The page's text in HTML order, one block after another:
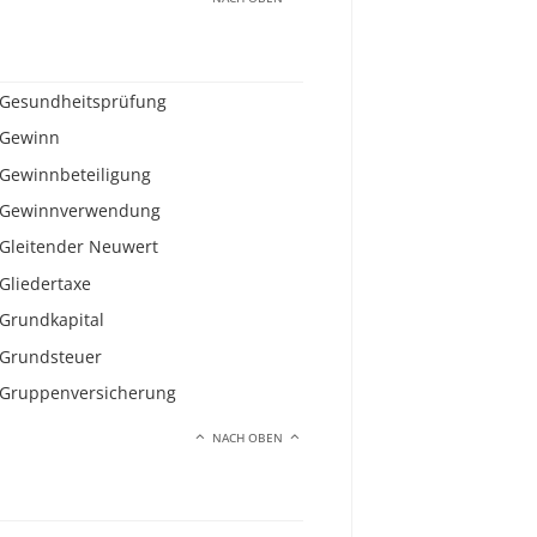
Gesundheitsprüfung
Gewinn
Gewinnbeteiligung
Gewinnverwendung
Gleitender Neuwert
Gliedertaxe
Grundkapital
Grundsteuer
Gruppenversicherung
NACH OBEN